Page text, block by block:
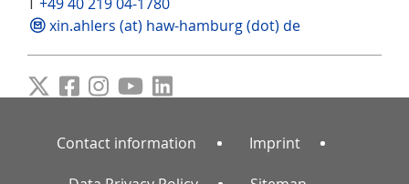
xin.ahlers (at) haw-hamburg (dot) de
Contact information Imprint